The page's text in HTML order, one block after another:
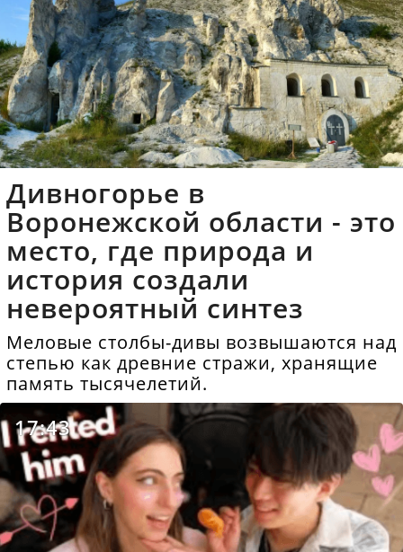
Дивногорье в
Воронежской области - это
место, где природа и
история создали
невероятный синтез
Меловые столбы-дивы возвышаются над
степью как древние стражи, хранящие
память тысячелетий.
17:43